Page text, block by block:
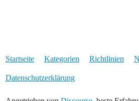
Startseite Kategorien Richtlinien
Datenschutzerklärung